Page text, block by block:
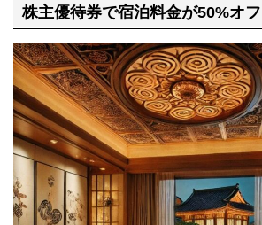
株主優待券で宿泊料金が50%オ